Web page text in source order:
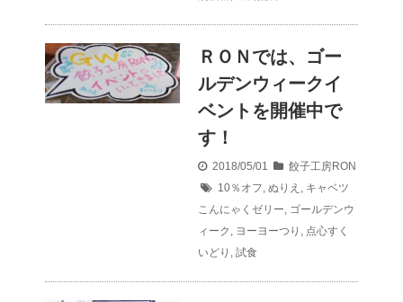
ＲＯＮでは、ゴー
ルデンウィークイ
ベントを開催中で
す！
2018/05/01
餃子工房RON
10％オフ ぬりえ
キャベツ
こんにゃくゼリー ゴールデンウ
ィーク
ヨーヨーつり
点心すく
いどり
試食